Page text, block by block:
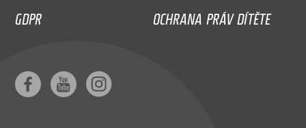
GDPR
OCHRANA PRÁV DÍTĚTE